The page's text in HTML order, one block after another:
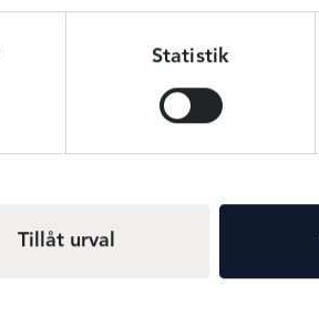
Statistik
Tillåt urval
Guider
Hej allihopa!
Snart börjar både
Underkläderna är ju